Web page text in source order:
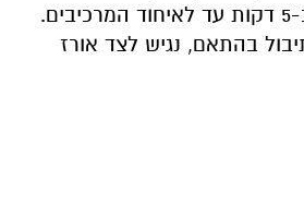
ונערבב היטב כ-5 דקות עד לאיחוד המרכיבים.
בהתאם, נגיש לצד אורז